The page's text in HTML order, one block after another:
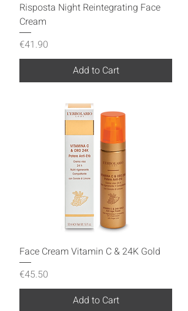
Risposta Night Reintegrating Face
Cream
Price
€41.90
Add to Cart
Face Cream Vitamin C & 24K Gold
Price
€45.50
Add to Cart